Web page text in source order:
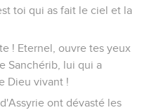
toi qui as fait le ciel et la
! Eternel, ouvre tes yeux
Sanchérib, lui qui a
Dieu vivant !
ont dévasté les